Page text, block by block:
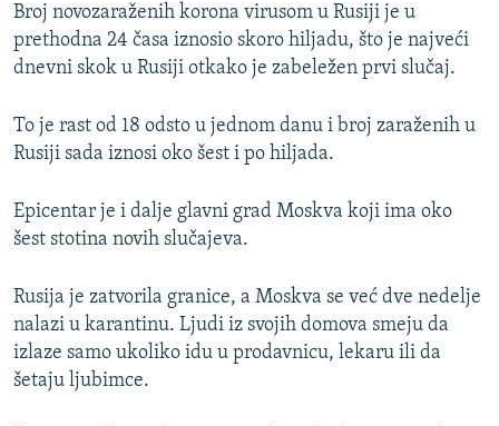
Broj novozaraženih korona virusom u Rusiji je u
prethodna 24 časa iznosio skoro hiljadu, što je najveći
dnevni skok u Rusiji otkako je zabeležen prvi slučaj.
To je rast od 18 odsto u jednom danu i broj zaraženih u
Rusiji sada iznosi oko šest i po hiljada.
Epicentar je i dalje glavni grad Moskva koji ima oko
šest stotina novih slučajeva.
Rusija je zatvorila granice, a Moskva se već dve nedelje
nalazi u karantinu. Ljudi iz svojih domova smeju da
izlaze samo ukoliko idu u prodavnicu, lekaru ili da
šetaju ljubimce.